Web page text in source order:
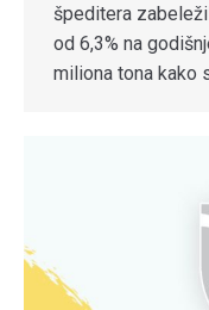
špeditera
od 6,3% na
miliona tona kako